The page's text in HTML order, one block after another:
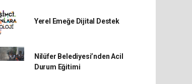
Yerel Emeğe Dijital Destek
Nilüfer Belediyesi’nden Acil
Durum Eğitimi